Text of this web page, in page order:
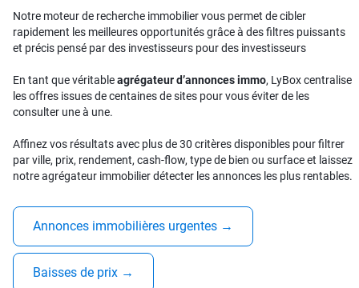
Notre moteur de recherche immobilier vous permet de cibler
rapidement les meilleures opportunités grâce à des filtres puissants
et précis pensé par des investisseurs pour des investisseurs
En tant que véritableagrégateur d’annonces immo, LyBox centralise
les offres issues de centaines de sites pour vous éviter de les
consulter une à une.
Affinez vos résultats avec plus de 30 critères disponibles pour filtrer
par ville, prix, rendement, cash-flow, type de bien ou surface et laissez
notre agrégateur immobilier détecter les annonces les plus rentables.
Annonces immobilières urgentes →
Baisses de prix →